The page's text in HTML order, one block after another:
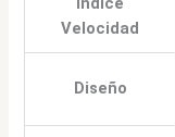
Velocidad
Diseño